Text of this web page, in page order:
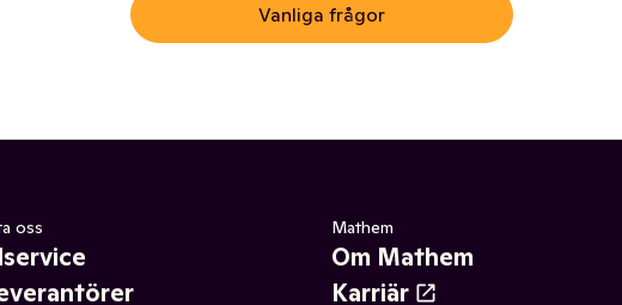
Vanliga frågor
oss Mathem
Om Mathem
Karriär